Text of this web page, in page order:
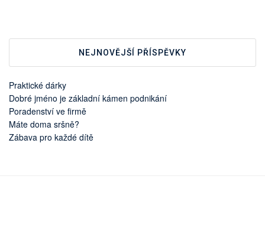
NEJNOVĚJŠÍ PŘÍSPĚVKY
Praktické dárky
Dobré jméno je základní kámen podnikání
Poradenství ve firmě
Máte doma sršně?
Zábava pro každé dítě